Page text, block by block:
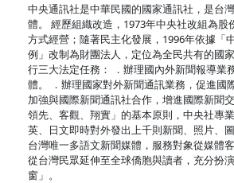
中央通訊社是中華民國的國家通訊社，是台
體。 經歷組織改造，1973年中央社改組為股
方式經營；隨著民主化發展，1996年依據「
例」改制為財團法人，定位為全民共有的國
行三大法定任務： ．辦理國內外新聞報導業
體。 ．辦理國家對外新聞通訊業務，促進國
加強與國際新聞通訊社合作，增進國際新聞交
領先、客觀、翔實」的基本原則，中央社專
英、日文即時對外發出上千則新聞、照片、
台灣唯一多語文新聞媒體，服務對象從媒體
從台灣民眾延伸至全球僑胞與讀者，充分扮
窗」。